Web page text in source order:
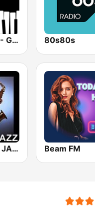
Smooth Jazz - Groov 80s80s
101 SMOOTH JAZZ Beam FM